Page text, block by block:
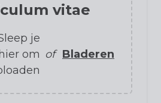
vitae
je
om of Bladeren